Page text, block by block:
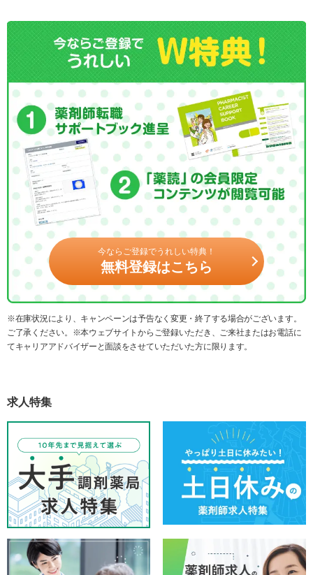
今ならご登録でうれしい特典！
無料登録はこちら
※在庫状況により、キャンペーンは予告なく変更・終了する場合がございます。
ご了承ください。※本ウェブサイトからご登録いただき、ご来社またはお電話に
てキャリアアドバイザーと面談をさせていただいた方に限ります。
求人特集